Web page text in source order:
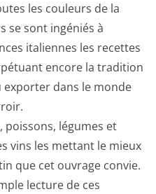
les couleurs de la
se sont ingéniés à
italiennes les recettes
encore la tradition
exporter dans le monde
poissons, légumes et
vins les mettant le mieux
que cet ouvrage convie.
lecture de ces